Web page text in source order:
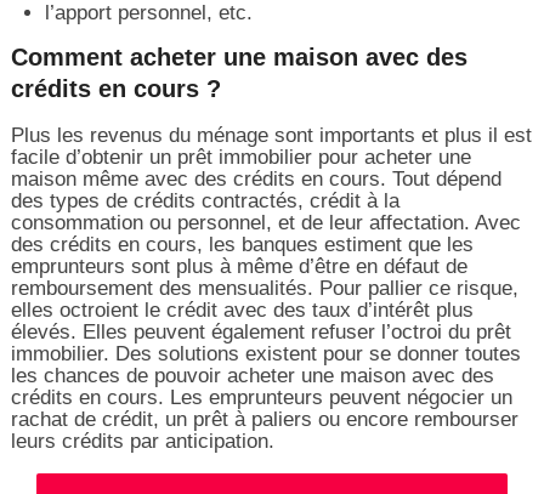
l’apport personnel, etc.
Comment acheter une maison avec des
crédits en cours ?
Plus les revenus du ménage sont importants et plus il est
facile d’obtenir un prêt immobilier pour acheter une
maison même avec des crédits en cours. Tout dépend
des types de crédits contractés, crédit à la
consommation ou personnel, et de leur affectation. Avec
des crédits en cours, les banques estiment que les
emprunteurs sont plus à même d’être en défaut de
remboursement des mensualités. Pour pallier ce risque,
elles octroient le crédit avec des taux d’intérêt plus
élevés. Elles peuvent également refuser l’octroi du prêt
immobilier. Des solutions existent pour se donner toutes
les chances de pouvoir acheter une maison avec des
crédits en cours. Les emprunteurs peuvent négocier un
rachat de crédit, un prêt à paliers ou encore rembourser
leurs crédits par anticipation.